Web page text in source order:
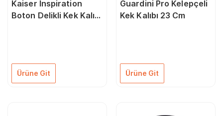
Kaiser Inspiration
Boton Delikli Kek Kalıbı
Ürüne Git
Guardini Pro Kelepçeli
Kek Kalıbı 23 Cm
Ürüne Git